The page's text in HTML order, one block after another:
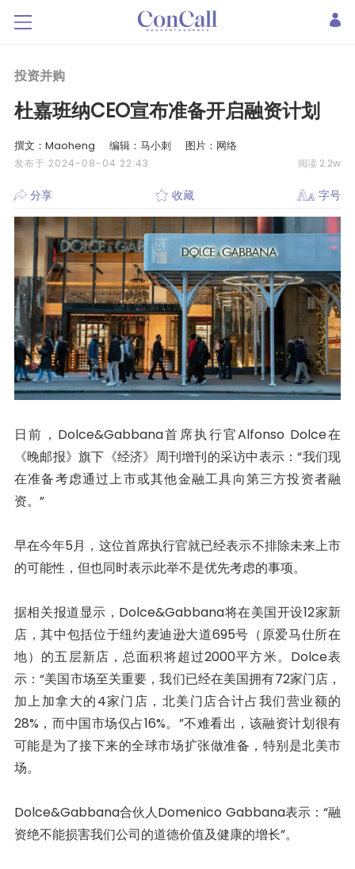
投资并购
杜嘉班纳CEO宣布准备开启融资计划
撰文：Maoheng 编辑：马小刺 图片：网络
发布于 2024-08-04 22:43 阅读 2.2w
分享 收藏 字号
日前，Dolce&Gabbana首席执行官Alfonso Dolce在
《晚邮报》旗下《经济》周刊增刊的采访中表示：“我们现
在准备考虑通过上市或其他金融工具向第三方投资者融
资。”
早在今年5月，这位首席执行官就已经表示不排除未来上市
的可能性，但也同时表示此举不是优先考虑的事项。
据相关报道显示，Dolce&Gabbana将在美国开设12家新
店，其中包括位于纽约麦迪逊大道695号（原爱马仕所在
地）的五层新店，总面积将超过2000平方米。Dolce表
示：“美国市场至关重要，我们已经在美国拥有72家门店，
加上加拿大的4家门店，北美门店合计占我们营业额的
28%，而中国市场仅占16%。”不难看出，该融资计划很有
可能是为了接下来的全球市场扩张做准备，特别是北美市
场。
Dolce&Gabbana合伙人Domenico Gabbana表示：“融
资绝不能损害我们公司的道德价值及健康的增长”。